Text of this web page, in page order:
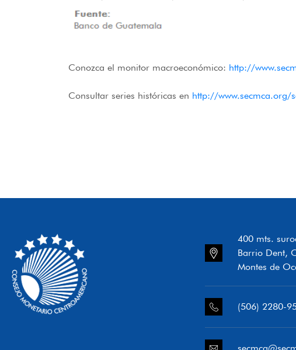
Conozca el monitor macroeconómico: http://
Consultar series históricas en http://www.secmca.org/
400 mts.
Barrio Dent,
Montes de
(506) 2280-